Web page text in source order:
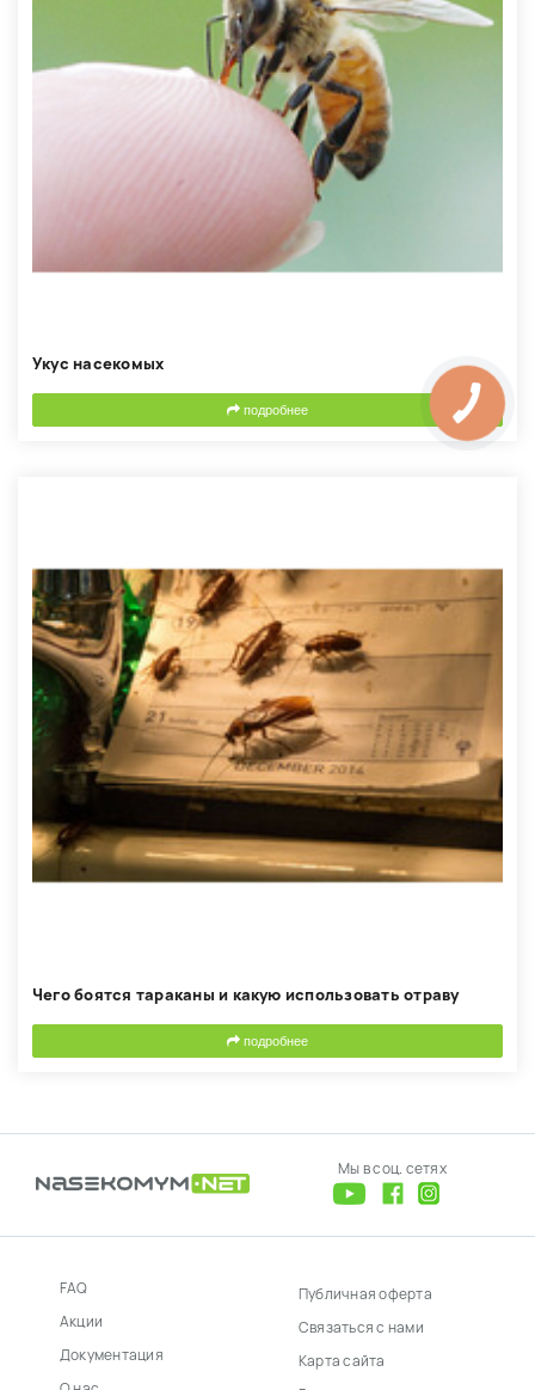
Укус насекомых
подробнее
Чего боятся тараканы и какую использовать отраву
подробнее
Мы в соц. сетях
FAQ
Акции
Документация
Публичная оферта
Связаться с нами
Карта сайта